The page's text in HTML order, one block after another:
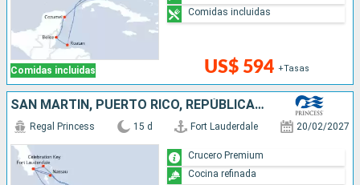
Comidas incluidas US$ 594 +Tasas
Comidas incluidas
SAN MARTÍN, PUERTO RICO, REPÚBLICA DOMINICANA, ESTADOS UNIDOS, BAHAMAS
Regal Princess 15 d Fort Lauderdale 20/02/2027
Crucero Premium
Cocina refinada